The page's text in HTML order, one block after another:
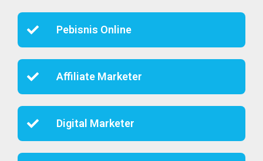
Pebisnis Online
Affiliate Marketer
Digital Marketer